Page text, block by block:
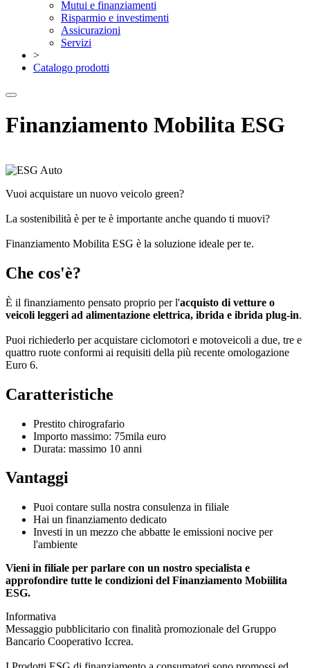
Mutui e finanziamenti
Risparmio e investimenti
Assicurazioni
Servizi
>
Catalogo prodotti
Finanziamento Mobilita ESG
Vuoi acquistare un nuovo veicolo green?
La sostenibilità è per te è importante anche quando ti muovi?
Finanziamento Mobilita ESG è la soluzione ideale per te.
Che cos'è?
È il finanziamento pensato proprio per l'acquisto di vetture o
veicoli leggeri ad alimentazione elettrica, ibrida e ibrida plug-in.
Puoi richiederlo per acquistare ciclomotori e motoveicoli a due, tre e
quattro ruote conformi ai requisiti della più recente omologazione
Euro 6.
Caratteristiche
Prestito chirografario
Importo massimo: 75mila euro
Durata: massimo 10 anni
Vantaggi
Puoi contare sulla nostra consulenza in filiale
Hai un finanziamento dedicato
Investi in un mezzo che abbatte le emissioni nocive per
l'ambiente
Vieni in filiale per parlare con un nostro specialista e
approfondire tutte le condizioni del Finanziamento Mobiilita
ESG.
Informativa
Messaggio pubblicitario con finalità promozionale del Gruppo
Bancario Cooperativo Iccrea.